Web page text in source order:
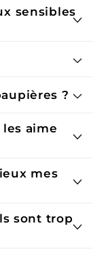
sensibles
?
aime
mes
sont trop